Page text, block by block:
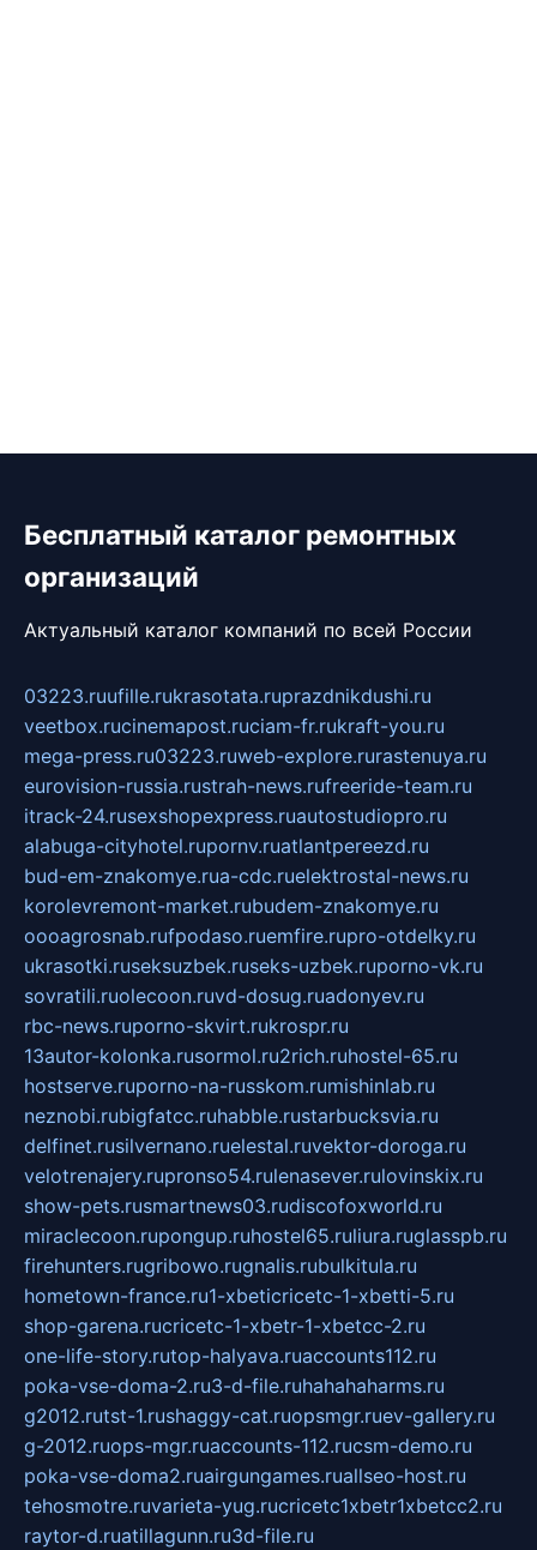
Бесплатный каталог ремонтных
организаций
Актуальный каталог компаний по всей России
03223.ruufille.rukrasotata.ruprazdnikdushi.ru
veetbox.rucinemapost.ruciam-fr.rukraft-you.ru
mega-press.ru03223.ruweb-explore.rurastenuya.ru
eurovision-russia.rustrah-news.rufreeride-team.ru
itrack-24.rusexshopexpress.ruautostudiopro.ru
alabuga-cityhotel.rupornv.ruatlantpereezd.ru
bud-em-znakomye.rua-cdc.ruelektrostal-news.ru
korolevremont-market.rubudem-znakomye.ru
oooagrosnab.rufpodaso.ruemfire.rupro-otdelky.ru
ukrasotki.ruseksuzbek.ruseks-uzbek.ruporno-vk.ru
sovratili.ruolecoon.ruvd-dosug.ruadonyev.ru
rbc-news.ruporno-skvirt.rukrospr.ru
13autor-kolonka.rusormol.ru2rich.ruhostel-65.ru
hostserve.ruporno-na-russkom.rumishinlab.ru
neznobi.rubigfatcc.ruhabble.rustarbucksvia.ru
delfinet.rusilvernano.ruelestal.ruvektor-doroga.ru
velotrenajery.rupronso54.rulenasever.rulovinskix.ru
show-pets.rusmartnews03.rudiscofoxworld.ru
miraclecoon.rupongup.ruhostel65.ruliura.ruglasspb.ru
firehunters.rugribowo.rugnalis.rubulkitula.ru
hometown-france.ru1-xbeticricetc-1-xbetti-5.ru
shop-garena.rucricetc-1-xbetr-1-xbetcc-2.ru
one-life-story.rutop-halyava.ruaccounts112.ru
poka-vse-doma-2.ru3-d-file.ruhahahaharms.ru
g2012.rutst-1.rushaggy-cat.ruopsmgr.ruev-gallery.ru
g-2012.ruops-mgr.ruaccounts-112.rucsm-demo.ru
poka-vse-doma2.ruairgungames.ruallseo-host.ru
tehosmotre.ruvarieta-yug.rucricetc1xbetr1xbetcc2.ru
raytor-d.ruatillagunn.ru3d-file.ru